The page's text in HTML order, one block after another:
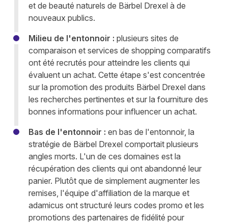
et de beauté naturels de Bärbel Drexel à de
nouveaux publics.
Milieu de l'entonnoir : plusieurs sites de
comparaison et services de shopping comparatifs
ont été recrutés pour atteindre les clients qui
évaluent un achat. Cette étape s'est concentrée
sur la promotion des produits Bärbel Drexel dans
les recherches pertinentes et sur la fourniture des
bonnes informations pour influencer un achat.
Bas de l'entonnoir : en bas de l'entonnoir, la
stratégie de Bärbel Drexel comportait plusieurs
angles morts. L'un de ces domaines est la
récupération des clients qui ont abandonné leur
panier. Plutôt que de simplement augmenter les
remises, l'équipe d'affiliation de la marque et
adamicus ont structuré leurs codes promo et les
promotions des partenaires de fidélité pour